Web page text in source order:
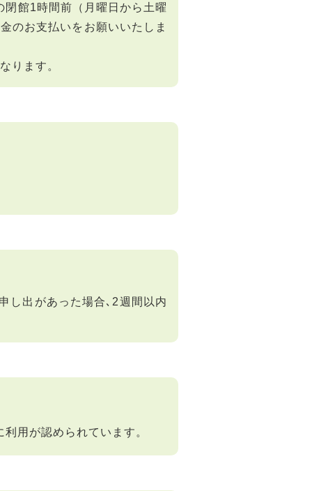
館1時間前（月曜日から土曜
のお支払いをお願いいたしま
ります。
し出があった場合､2週間以内
用が認められています。